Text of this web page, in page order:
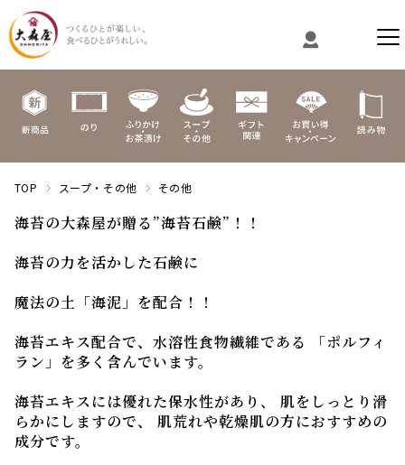
TOP スープ・その他 その他
海苔の大森屋が贈る”海苔石鹸”！！
海苔の力を活かした石鹸に
魔法の土「海泥」を配合！！
海苔エキス配合で、水溶性食物繊維である 「ポルフィ
ラン」を多く含んでいます。
海苔エキスには優れた保水性があり、 肌をしっとり滑
らかにしますので、 肌荒れや乾燥肌の方におすすめの
成分です。